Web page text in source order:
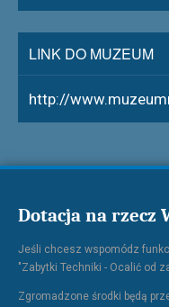
LINK DO MUZEUM
http://
Dotacja na rzecz
Jeśli chcesz wspomódz
"Zabytki Techniki - Ocalić od
Zgromadzone środki będą